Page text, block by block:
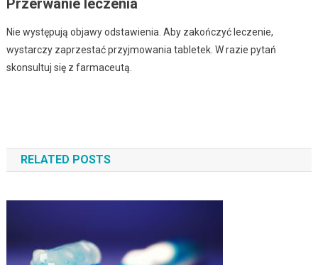
Nie występują objawy odstawienia. Aby zakończyć leczenie,
wystarczy zaprzestać przyjmowania tabletek. W razie pytań
skonsultuj się z farmaceutą.
RELATED POSTS